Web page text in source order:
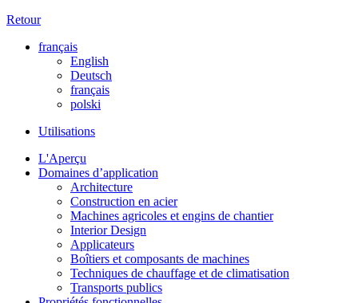
Retour
français
English
Deutsch
français
polski
Utilisations
L'Aperçu
Domaines d’application
Architecture
Construction en acier
Machines agricoles et engins de chantier
Interior Design
Applicateurs
Boîtiers et composants de machines
Techniques de chauffage et de climatisation
Transports publics